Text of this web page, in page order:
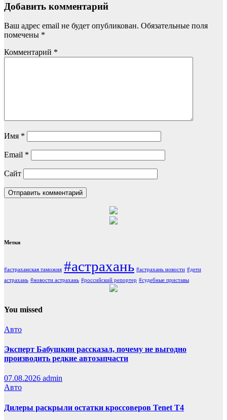
Добавить комментарий
Ваш адрес email не будет опубликован. Обязательные поля
помечены *
Комментарий *
Имя *
Email *
Сайт
Метки
#астраханская таможня #астрахань #астрахань новости #дети
астрахань #новости астрахань #российский репортер #судебные приставы
You missed
Авто
Эксперт Бабушкин рассказал, почему не выгодно
производить редкие автозапчасти
07.08.2026 admin
Авто
Дилеры раскрыли остатки кроссоверов Tenet T4